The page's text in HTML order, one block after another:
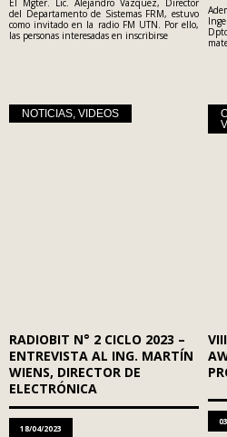
El Mgter. Lic. Alejandro Vazquez, Director
del Departamento de Sistemas FRM, estuvo
como invitado en la radio FM UTN. Por ello,
las personas interesadas en inscribirse
NOTICIAS, VIDEOS
RADIOBIT N° 2 CICLO 2023 –
ENTREVISTA AL ING. MARTÍN
WIENS, DIRECTOR DE
ELECTRÓNICA
18/04/2023